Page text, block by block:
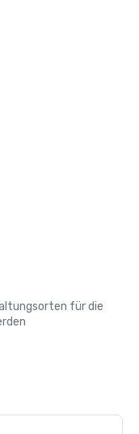
für die